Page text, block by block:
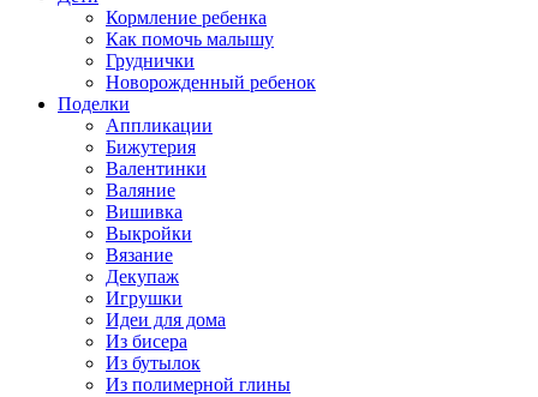
Кормление ребенка
Как помочь малышу
Груднички
Новорожденный ребенок
Поделки
Аппликации
Бижутерия
Валентинки
Валяние
Вишивка
Выкройки
Вязание
Декупаж
Игрушки
Идеи для дома
Из бисера
Из бутылок
Из полимерной глины